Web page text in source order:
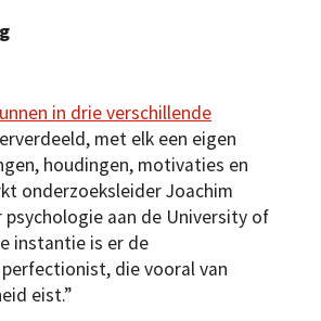
in drie verschillende
met elk een eigen
houdingen, motivaties en
onderzoeksleider Joachim
aan de University of
instantie is er de
die vooral van
eist.”